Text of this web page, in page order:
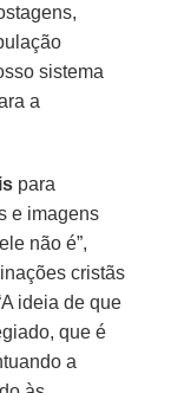
sistema
a
para
e imagens
não é”,
cristãs
ideia de que
que é
a